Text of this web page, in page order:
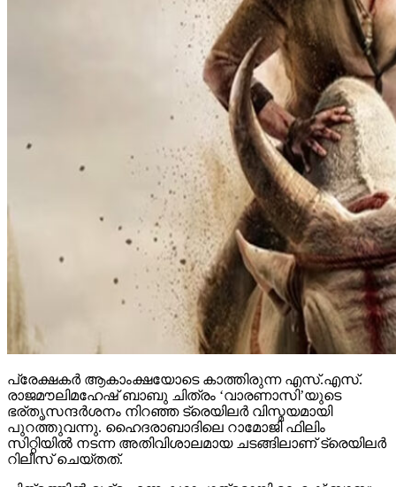
പ്രേക്ഷകര്‍ ആകാംക്ഷയോടെ കാത്തിരുന്ന എസ്.എസ്.
രാജമൗലിമഹേഷ് ബാബു ചിത്രം ‘വാരണാസി’യുടെ
ഭര്തൃസന്ദര്‍ശനം നിറഞ്ഞ ട്രെയിലര്‍ വിസ്മയമായി
പുറത്തുവന്നു. ഹൈദരാബാദിലെ റാമോജി ഫിലിം
സിറ്റിയില്‍ നടന്ന അതിവിശാലമായ ചടങ്ങിലാണ് ട്രെയിലര്‍
റിലീസ് ചെയ്തത്.